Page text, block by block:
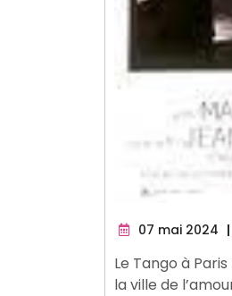
07 mai 2024 |
Le Tango à
la ville de